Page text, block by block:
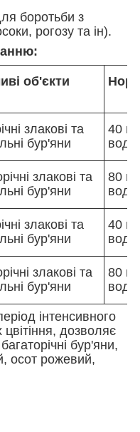
боротьби з
рогозу та ін).
об'єкти
злакові та
бур'яни
40
води
злакові та
бур'яни
80
води
злакові та
бур'яни
40
води
злакові та
бур'яни
80
води
інтенсивного
цвітіння, дозволяє
бур'яни,
осот рожевий,